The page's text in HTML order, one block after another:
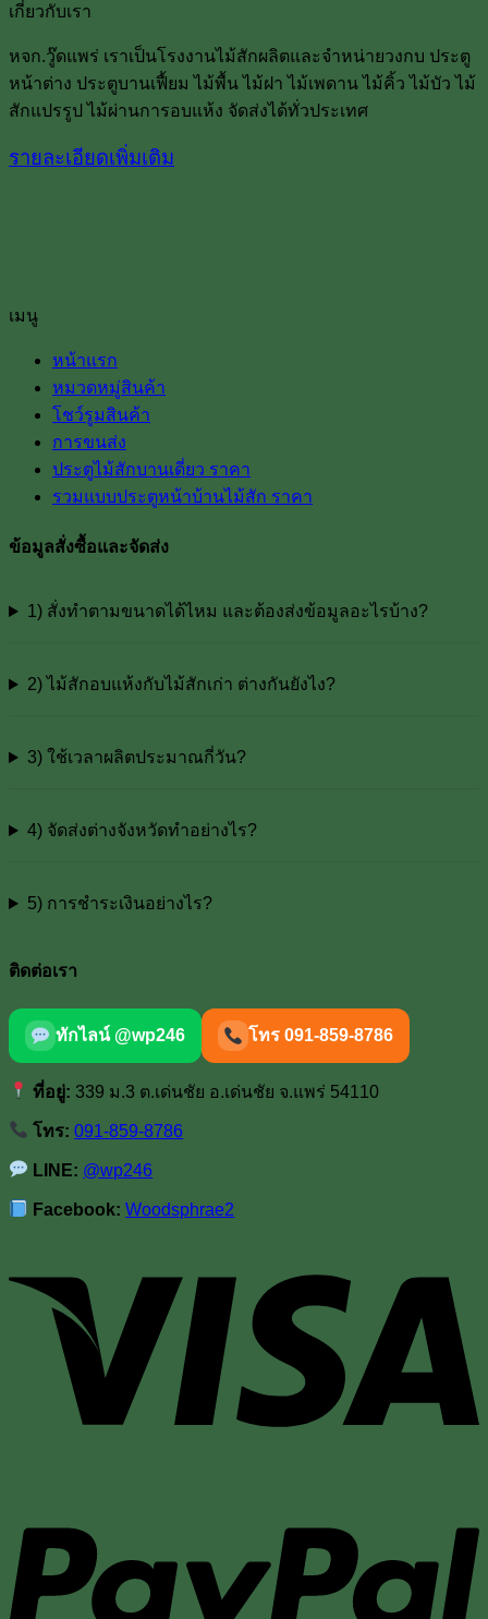
เกี่ยวกับเรา
หจก.วู๊ดแพร่ เราเป็นโรงงานไม้สักผลิตและจำหน่ายวงกบ ประตู
หน้าต่าง ประตูบานเฟื้ยม ไม้พื้น ไม้ฝา ไม้เพดาน ไม้คิ้ว ไม้บัว ไม้
สักแปรรูป ไม้ผ่านการอบแห้ง จัดส่งได้ทั่วประเทศ
รายละเอียดเพิ่มเติม
เมนู
หน้าแรก
หมวดหมู่สินค้า
โชว์รูมสินค้า
การขนส่ง
ประตูไม้สักบานเดี่ยว ราคา
รวมแบบประตูหน้าบ้านไม้สัก ราคา
ข้อมูลสั่งซื้อและจัดส่ง
1) สั่งทำตามขนาดได้ไหม และต้องส่งข้อมูลอะไรบ้าง?
2) ไม้สักอบแห้งกับไม้สักเก่า ต่างกันยังไง?
3) ใช้เวลาผลิตประมาณกี่วัน?
4) จัดส่งต่างจังหวัดทำอย่างไร?
5) การชำระเงินอย่างไร?
ติดต่อเรา
ทักไลน์ @wp246 โทร 091-859-8786
ที่อยู่: 339 ม.3 ต.เด่นชัย อ.เด่นชัย จ.แพร่ 54110
โทร: 091-859-8786
LINE: @wp246
Facebook: Woodsphrae2